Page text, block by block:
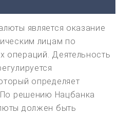
является оказание
лицам по
операций. Деятельность
определяет
решению Нацбанка
должен быть